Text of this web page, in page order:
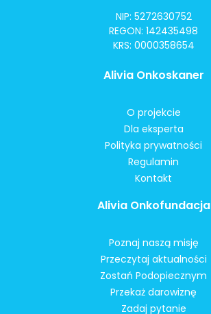
NIP: 5272630752
REGON: 142435498
KRS: 0000358654
Alivia Onkoskaner
O projekcie
Dla eksperta
Polityka prywatności
Regulamin
Kontakt
Alivia Onkofundacja
Poznaj naszą misję
Przeczytaj aktualności
Zostań Podopiecznym
Przekaż darowiznę
Zadaj pytanie